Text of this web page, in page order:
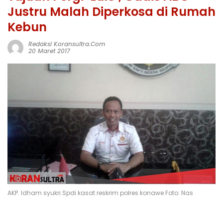
Justru Malah Diperkosa di Rumah
Kebun
Redaksi Koransultra.com
20 Maret 2017
AKP. Idham syukri.Spdi kasat reskrim polres konawe Foto: Nas